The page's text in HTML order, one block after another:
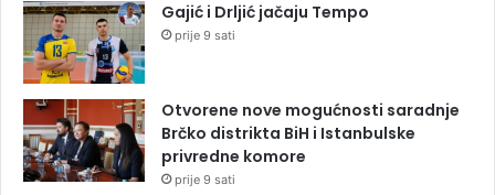
Gajić i Drljić jačaju Tempo
prije 9 sati
Otvorene nove mogućnosti saradnje
Brčko distrikta BiH i Istanbulske
privredne komore
prije 9 sati